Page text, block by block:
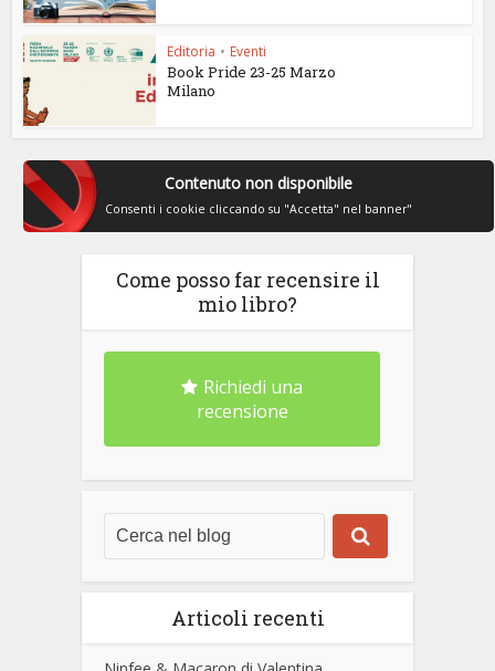
Editoria • Eventi
Book Pride 23-25 Marzo
Milano
Contenuto non disponibile
Consenti i cookie cliccando su "Accetta" nel banner"
Come posso far recensire il
mio libro?
Richiedi una
recensione
Articoli recenti